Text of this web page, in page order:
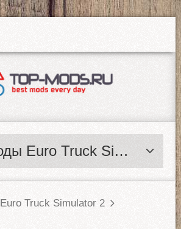
Euro Truck Simulator 2
Euro Truck Simulator 2